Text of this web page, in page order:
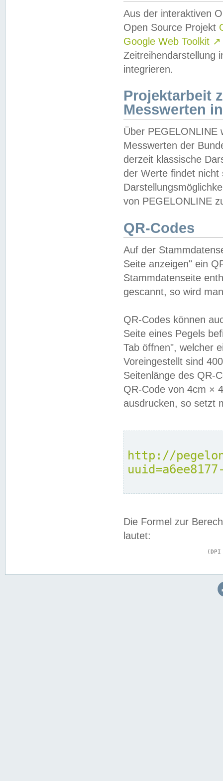
Aus der interaktiven
Open Source Projekt
Google Web Toolkit ↗
Zeitreihendarstellung
integrieren.
Projektarbeit
Messwerten
Über PEGELONLINE
Messwerten der
derzeit klassische
der Werte findet
von PEGELONLINE
QR-Codes
Auf der
Seite anzeigen" ein
Stammdatenseite
gescannt, so wird
QR-Codes können
Seite eines Pegels
Tab öffnen", welcher
Voreingestellt sind
Seitenlänge des QR-
QR-Code von 4cm ×
ausdrucken, so setzt
http://
Die Formel zur
lautet: